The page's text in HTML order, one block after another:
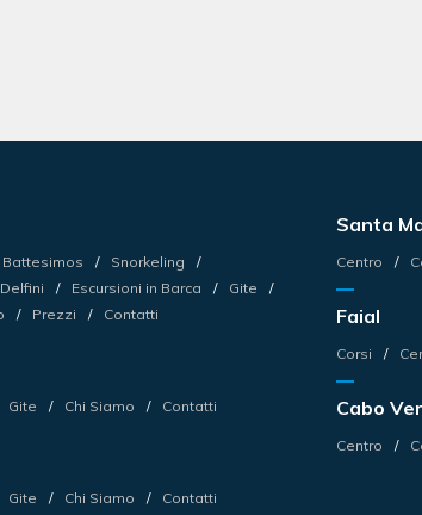
Battesimos
Snorkeling
Escursioni in Barca
Gite
Prezzi Contatti
Gite Chi Siamo Contatti
Gite Chi Siamo Contatti
Santa
Centro
Faial
Corsi
Cabo
Centro